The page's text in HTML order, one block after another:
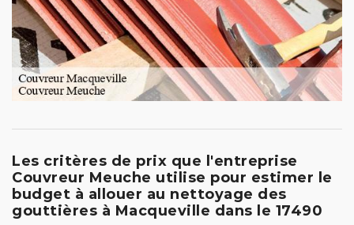
Les critères de prix que l'entreprise
Couvreur Meuche utilise pour estimer le
budget à allouer au nettoyage des
gouttières à Macqueville dans le 17490